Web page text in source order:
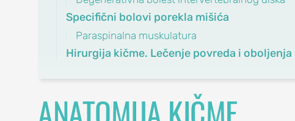
kapsulitis)
OrthoExpert
Podgorica
(068) 107-241
office@orthoexpert.me
Specifični bolovi porekla mišića
Paraspinalna muskulatura
Hirurgija kičme. Lečenje povreda i oboljenja
ANATOMIJA KIČME